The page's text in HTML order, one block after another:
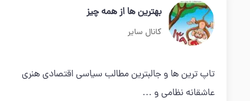
بهترین ها از همه چیز
کانال سایر
تاپ ترین ها و جالبترین مطالب سیاسی اقتصادی هنری
عاشقانه نظامی و …